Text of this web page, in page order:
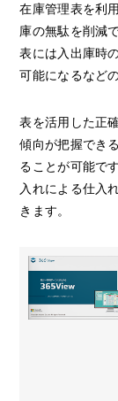
在庫管理表を利
庫の無駄を削減
表には入出庫時
可能になるなど
表を活用した正
傾向が把握でき
ることが可能で
入れによる仕入
きます。